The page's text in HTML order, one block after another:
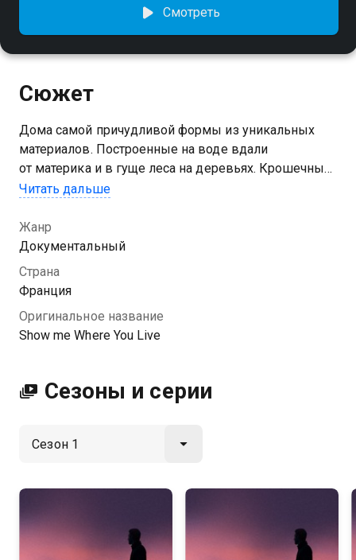
Смотреть
Сюжет
Дома самой причудливой формы из уникальных
материалов. Построенные на воде вдали
от материка и в гуще леса на деревьях. Крошечные
домики посреди хаотичных мегаполисов.
жилищах на планете.
Посмотреть онлайн 1 сезон сериала Покажи, где ты
живешь вы можете совершенно бесплатно в
хорошем HD качестве на Казахтелеком
Читать дальше
Жанр
Документальный
Страна
Франция
Оригинальное название
Show me Where You Live
Сезоны и серии